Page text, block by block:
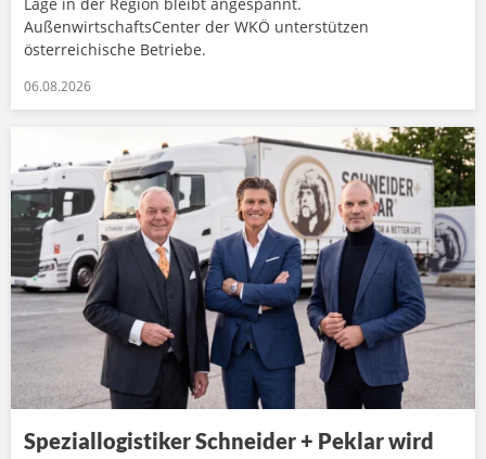
Lage in der Region bleibt angespannt.
AußenwirtschaftsCenter der WKÖ unterstützen
österreichische Betriebe.
06.08.2026
Speziallogistiker Schneider + Peklar wird